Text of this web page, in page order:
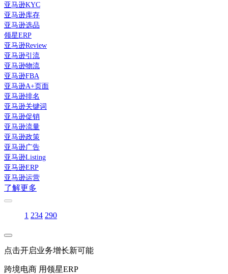
亚马逊KYC
亚马逊库存
亚马逊选品
领星ERP
亚马逊Review
亚马逊引流
亚马逊物流
亚马逊FBA
亚马逊A+页面
亚马逊排名
亚马逊关键词
亚马逊促销
亚马逊流量
亚马逊政策
亚马逊广告
亚马逊Listing
亚马逊ERP
亚马逊运营
了解更多
1 234 290
点击开启业务增长新可能
跨境电商 用领星ERP